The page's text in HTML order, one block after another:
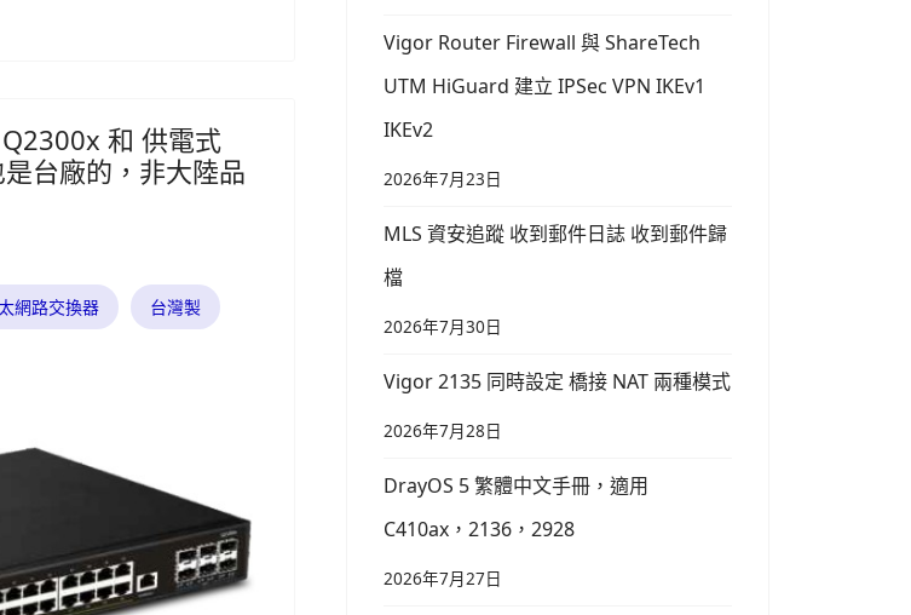
和 供電式
台廠的，非大陸品
網路交換器 台灣製
Vigor Router Firewall 與 ShareTech
UTM HiGuard 建立 IPSec VPN IKEv1
IKEv2
2026年7月23日
MLS 資安追蹤 收到郵件日誌 收到郵件歸
檔
2026年7月30日
Vigor 2135 同時設定 橋接 NAT 兩種模式
2026年7月28日
DrayOS 5 繁體中文手冊，適用
C410ax，2136，2928
2026年7月27日